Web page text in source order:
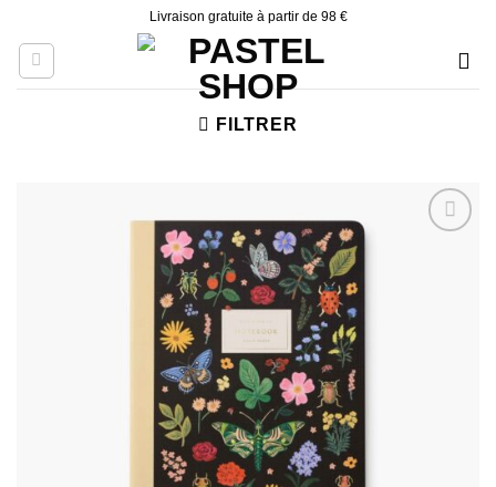
content
Livraison gratuite à partir de 98 €
FILTRER